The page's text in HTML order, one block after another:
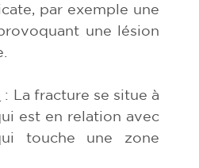
par exemple une
une lésion
: La fracture se situe à
est en relation avec
touche une zone